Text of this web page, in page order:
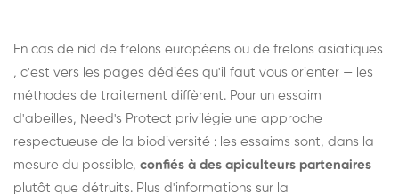
En cas de nid de frelons européens ou de frelons asiatiques
, c'est vers les pages dédiées qu'il faut vous orienter — les
méthodes de traitement diffèrent. Pour un essaim
d'abeilles, Need's Protect privilégie une approche
respectueuse de la biodiversité : les essaims sont, dans la
mesure du possible, confiés à des apiculteurs partenaires
plutôt que détruits. Plus d'informations sur la